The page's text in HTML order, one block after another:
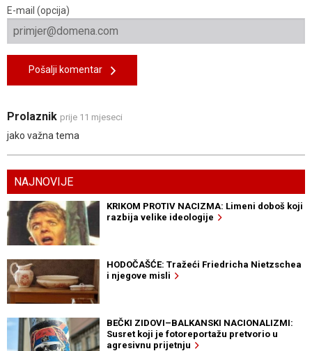
E-mail (opcija)
Pošalji komentar
Prolaznik prije 11 mjeseci
jako važna tema
NAJNOVIJE
KRIKOM PROTIV NACIZMA: Limeni doboš koji
razbija velike ideologije
HODOČAŠĆE: Tražeći Friedricha Nietzschea
i njegove misli
BEČKI ZIDOVI–BALKANSKI NACIONALIZMI:
Susret koji je fotoreportažu pretvorio u
agresivnu prijetnju